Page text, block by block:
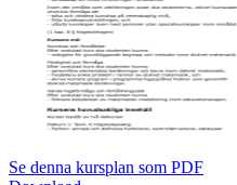
Se denna kursplan som PDF